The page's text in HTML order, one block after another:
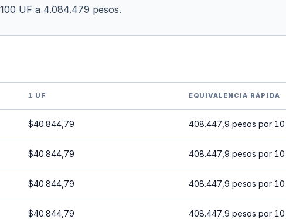
UF a 4.084.479 pesos.
1 UF EQUIVALENCIA RÁPIDA
$40.844,79 408.447,9 pesos por 10
$40.844,79 408.447,9 pesos por 10
$40.844,79 408.447,9 pesos por 10
$40.844,79 408.447,9 pesos por 10